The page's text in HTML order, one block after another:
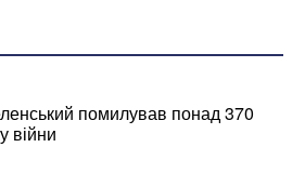
помилував понад 370
війни